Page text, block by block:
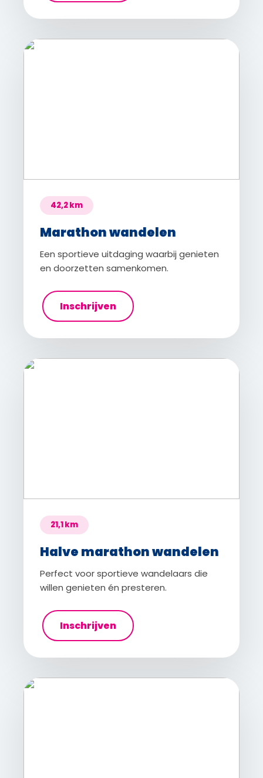
42,2 km
Marathon wandelen
Een sportieve uitdaging waarbij genieten
en doorzetten samenkomen.
Inschrijven
21,1 km
Halve marathon wandelen
Perfect voor sportieve wandelaars die
willen genieten én presteren.
Inschrijven